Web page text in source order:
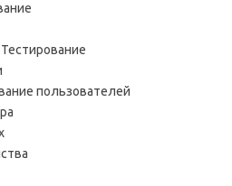
пользователей